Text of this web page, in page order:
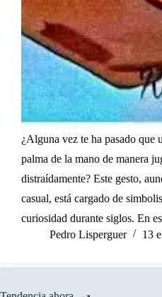
¿Alguna vez te ha pasado que
palma de la mano de manera
distraídamente? Este gesto,
casual, está cargado de
curiosidad durante siglos. En
Pedro Lisperguer
13